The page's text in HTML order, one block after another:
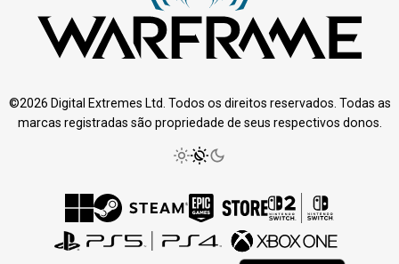
©2026 Digital Extremes Ltd. Todos os direitos reservados. Todas as
marcas registradas são propriedade de seus respectivos donos.